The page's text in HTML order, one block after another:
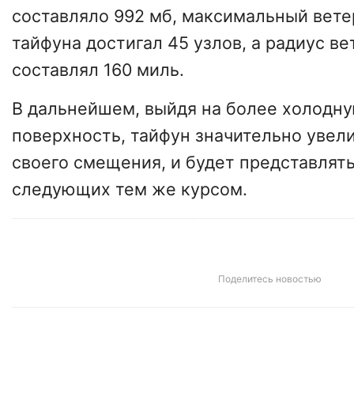
составляло 992 мб, максимальный
тайфуна достигал 45 узлов, а радиус
составлял 160 миль.
В дальнейшем, выйдя на более
поверхность, тайфун значительно
своего смещения, и будет
следующих тем же курсом.
Поделитесь новостью